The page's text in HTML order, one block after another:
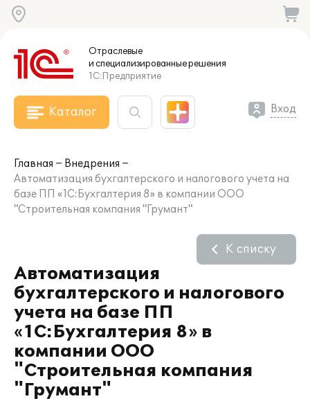
Отраслевые
и специализированныерешения
1С:Предприятие
Каталог Вход
Главная
Внедрения
Автоматизация бухгалтерского и налогового учета на
базе ПП «1C:Бухгалтерия 8» в компании ООО
"Строительная компания "Грумант"
Автоматизация
бухгалтерского и налогового
учета на базе ПП
«1C:Бухгалтерия 8» в
компании ООО
"Строительная компания
"Грумант"
К списку